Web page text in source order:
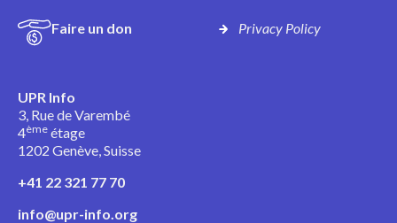
Faire un don Privacy Policy
UPR Info
3, Rue de Varembé
4ème étage
1202 Genève, Suisse
+41 22 321 77 70
info@upr-info.org